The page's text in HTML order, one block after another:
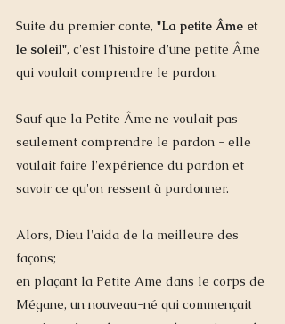
Suite du premier conte, "La petite Âme et
le soleil", c'est l'histoire d'une petite Âme
qui voulait comprendre le pardon.
Sauf que la Petite Âme ne voulait pas
seulement comprendre le pardon - elle
voulait faire l'expérience du pardon et
savoir ce qu'on ressent à pardonner.
Alors, Dieu l'aida de la meilleure des
façons;
en plaçant la Petite Ame dans le corps de
Mégane, un nouveau-né qui commençait